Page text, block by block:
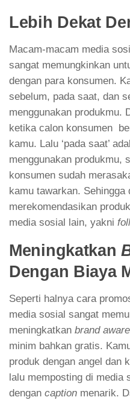
Lebih Dekat
Macam-macam media
sangat memungkinkan
dengan para konsumen.
sebelum, pada saat, dan
menggunakan produkmu.
ketika calon konsumen
kamu. Lalu ‘pada saat’
menggunakan produkmu,
konsumen sudah
kamu tawarkan. Sehingga
merekomendasikan
media sosial lain, yakni
Meningkatkan
Dengan Biaya
Seperti halnya cara
media sosial sangat
meningkatkan brand
minim bahkan gratis.
produk dengan angel dan
lalu memposting di media
dengan caption menarik.